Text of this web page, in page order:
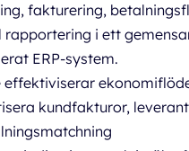
fakturering,
rapportering i ett
ERP-system.
effektiviserar
kundfakturor,